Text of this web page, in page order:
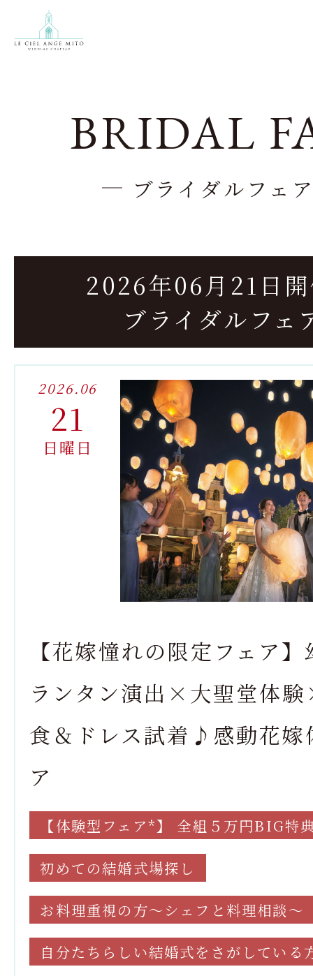
BRIDAL
ブライダルフェ
2026年06月21日
ブライダルフェ
2026.06
21
日曜日
【花嫁憧れの限定フェア
ランタン演出×大聖堂体
食＆ドレス試着♪感動花嫁
ア
【体験型フェア*】 全組５万円BIG特
初めての結婚式場探し
お料理重視の方～シェフと料理相談～
自分たちらしい結婚式をさがしている